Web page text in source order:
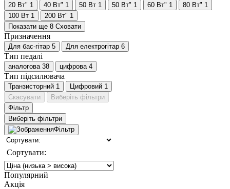
20 Вт" 1 40 Вт" 1 50 Вт 1 50 Вт" 1 60 Вт" 1 80 Вт" 1
100 Вт 1 200 Вт" 1
Показати ще 8 Сховати
Призначення
Для бас-гітар 5 Для електрогітар 6
Тип педалі
аналогова 38 цифрова 4
Тип підсилювача
Транзисторний 1 Цифровий 1
Скасувати
Виберіть фільтри
Фільтр
Виберіть фільтри
Фільтр
Сортувати:
Популярний
Акція